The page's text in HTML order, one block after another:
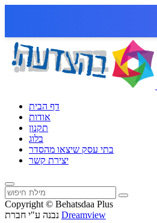
דף הבית
אודות
תקנון
בלוג
בתי עסק שיצאו מהסדר
יצירת קשר
Copyright © Behatsdaa Plus
Dreamview